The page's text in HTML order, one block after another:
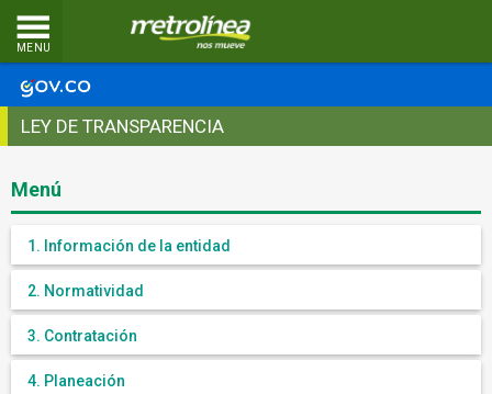
MENU
LEY DE TRANSPARENCIA
Menú
1. Información de la entidad
2. Normatividad
3. Contratación
4. Planeación